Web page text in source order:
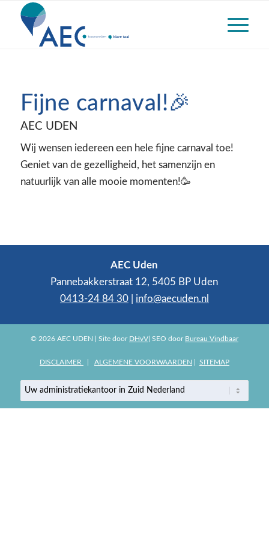
Fijne carnaval!🎉
AEC UDEN
Wij wensen iedereen een hele fijne carnaval toe!
Geniet van de gezelligheid, het samenzijn en
natuurlijk van alle mooie momenten!🥳
AEC Uden
Pannebakkerstraat 12, 5405 BP Uden
0413-24 84 30| info@aecuden.nl
© 2026 AEC UDEN | Site door DHvV| SEO door Bureau Vindbaar
DISCLAIMER ALGEMENE VOORWAARDEN SITEMAP